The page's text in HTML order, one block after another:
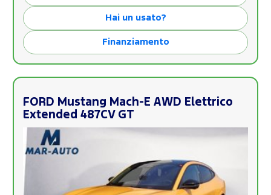
Hai un usato?
Finanziamento
FORD Mustang Mach-E AWD Elettrico
Extended 487CV GT